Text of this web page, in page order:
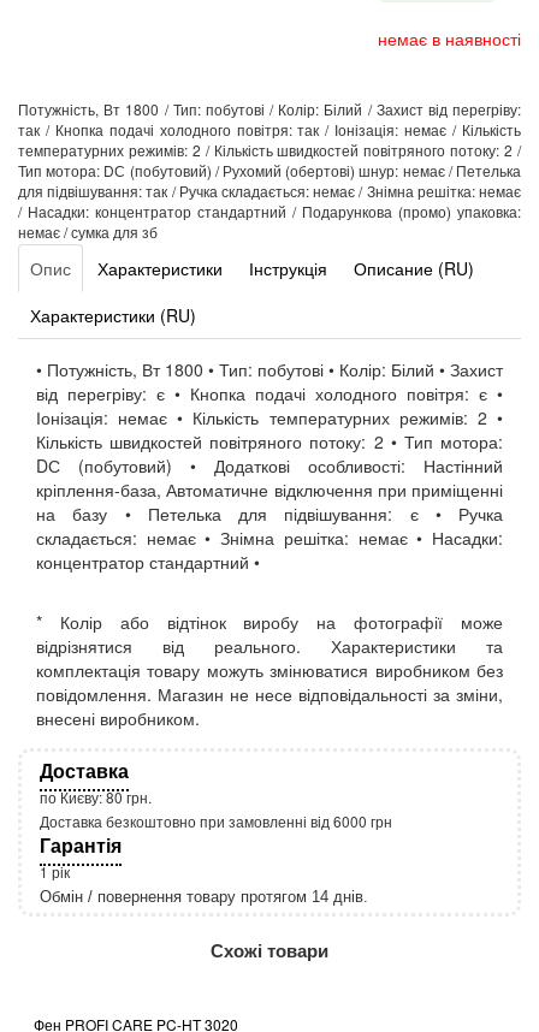
немає в наявності
Потужність, Вт 1800 / Тип: побутові / Колір: Білий / Захист від перегріву:
так / Кнопка подачі холодного повітря: так / Іонізація: немає / Кількість
температурних режимів: 2 / Кількість швидкостей повітряного потоку: 2 /
Тип мотора: DС (побутовий) / Рухомий (обертові) шнур: немає / Петелька
для підвішування: так / Ручка складається: немає / Знімна решітка: немає
/ Насадки: концентратор стандартний / Подарункова (промо) упаковка:
немає / сумка для зб
Опис Характеристики Інструкція
Описание (RU)
Характеристики (RU)
• Потужність, Вт 1800 • Тип: побутові • Колір: Білий • Захист
від перегріву: є • Кнопка подачі холодного повітря: є •
Іонізація: немає • Кількість температурних режимів: 2 •
Кількість швидкостей повітряного потоку: 2 • Тип мотора:
DС (побутовий) • Додаткові особливості: Настінний
кріплення-база, Автоматичне відключення при приміщенні
на базу • Петелька для підвішування: є • Ручка
складається: немає • Знімна решітка: немає • Насадки:
концентратор стандартний •
* Колір або відтінок виробу на фотографії може
відрізнятися від реального. Характеристики та
комплектація товару можуть змінюватися виробником без
повідомлення. Магазин не несе відповідальності за зміни,
внесені виробником.
Доставка
по Києву: 80 грн.
Доставка безкоштовно при замовленні від 6000 грн
Гарантія
1 рік
Обмін / повернення товару протягом 14 днів.
Схожі товари
Фен PROFI CARE PC-HT 3020